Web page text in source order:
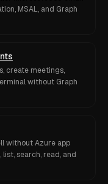
MSAL, and Graph
create meetings,
without Graph
without Azure app
search, read, and